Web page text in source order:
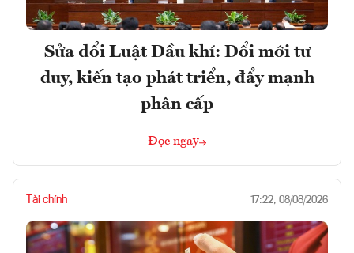
Sửa đổi Luật Dầu khí: Đổi mới tư
duy, kiến tạo phát triển, đẩy mạnh
phân cấp
Đọc ngay
Tài chính 17:22, 08/08/2026